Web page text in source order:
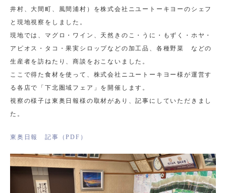
井村、大間町、風間浦村）を株式会社ニユートーキヨーのシェフ
と現地視察をしました。
現地では、マグロ・ワイン、天然きのこ・うに・もずく・ホヤ・
アピオス・タコ・果実シロップなどの加工品、各種野菜 などの
生産者を訪ねたり、商談をおこないました。
ここで得た食材を使って、株式会社ニユートーキヨー様が運営す
る各店で「下北圏域フェア」を開催します。
視察の様子は東奥日報様の取材があり、記事にしていただきまし
た。
東奥日報 記事（PDF）